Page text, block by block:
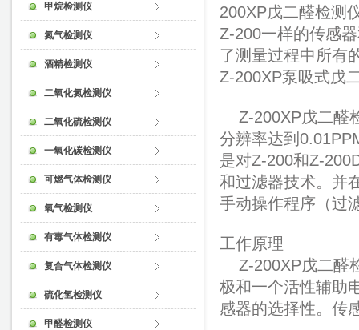
甲烷检测仪
氮气检测仪
酒精检测仪
二氧化氮检测仪
二氧化硫检测仪
一氧化碳检测仪
可燃气体检测仪
氧气检测仪
有毒气体检测仪
复合气体检测仪
硫化氢检测仪
甲醛检测仪
200XP戊二醛检测
Z-200一样的传感器
了测量过程中所有
Z-200XP泵吸式戊
Z-200XP戊二醛
分辨率达到
是对Z-200和Z-
和过滤器技术。并
手动操作程序（过
工作原理
Z-200XP戊二醛
极和一个活性辅助
感器的选择性。 传